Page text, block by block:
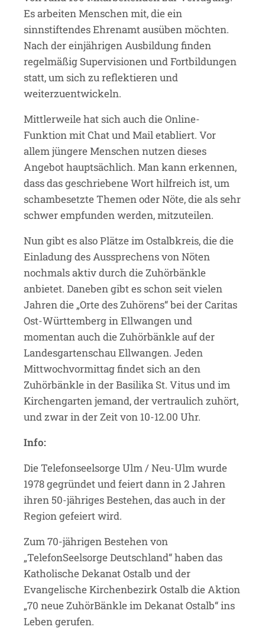
Es arbeiten Menschen mit, die ein
sinnstiftendes Ehrenamt ausüben möchten.
Nach der einjährigen Ausbildung finden
regelmäßig Supervisionen und Fortbildungen
statt, um sich zu reflektieren und
weiterzuentwickeln.
Mittlerweile hat sich auch die Online-
Funktion mit Chat und Mail etabliert. Vor
allem jüngere Menschen nutzen dieses
Angebot hauptsächlich. Man kann erkennen,
dass das geschriebene Wort hilfreich ist, um
schambesetzte Themen oder Nöte, die als sehr
schwer empfunden werden, mitzuteilen.
Nun gibt es also Plätze im Ostalbkreis, die die
Einladung des Aussprechens von Nöten
nochmals aktiv durch die Zuhörbänkle
anbietet. Daneben gibt es schon seit vielen
Jahren die „Orte des Zuhörens“ bei der Caritas
Ost-Württemberg in Ellwangen und
momentan auch die Zuhörbänkle auf der
Landesgartenschau Ellwangen. Jeden
Mittwochvormittag findet sich an den
Zuhörbänkle in der Basilika St. Vitus und im
Kirchengarten jemand, der vertraulich zuhört,
und zwar in der Zeit von 10-12.00 Uhr.
Info:
Die Telefonseelsorge Ulm / Neu-Ulm wurde
1978 gegründet und feiert dann in 2 Jahren
ihren 50-jähriges Bestehen, das auch in der
Region gefeiert wird.
Zum 70-jährigen Bestehen von
„TelefonSeelsorge Deutschland“ haben das
Katholische Dekanat Ostalb und der
Evangelische Kirchenbezirk Ostalb die Aktion
„70 neue ZuhörBänkle im Dekanat Ostalb“ ins
Leben gerufen.